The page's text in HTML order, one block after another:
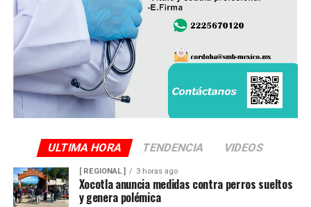
ULTIMA HORA TENDENCIA VIDEOS
[ REGIONAL ] 3 horas ago
Xocotla anuncia medidas contra perros sueltos
y genera polémica